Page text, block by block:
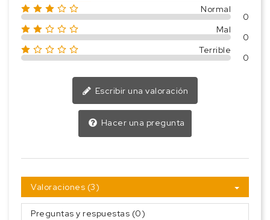
Normal
0
Mal
0
Terrible
0
Escribir una valoración
Hacer una pregunta
Valoraciones (3)
Preguntas y respuestas (0)